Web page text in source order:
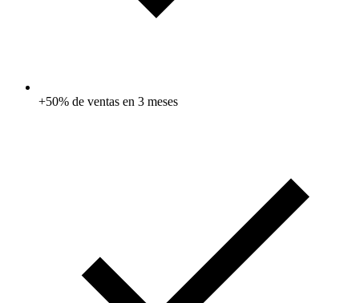
+50% de ventas en 3 meses